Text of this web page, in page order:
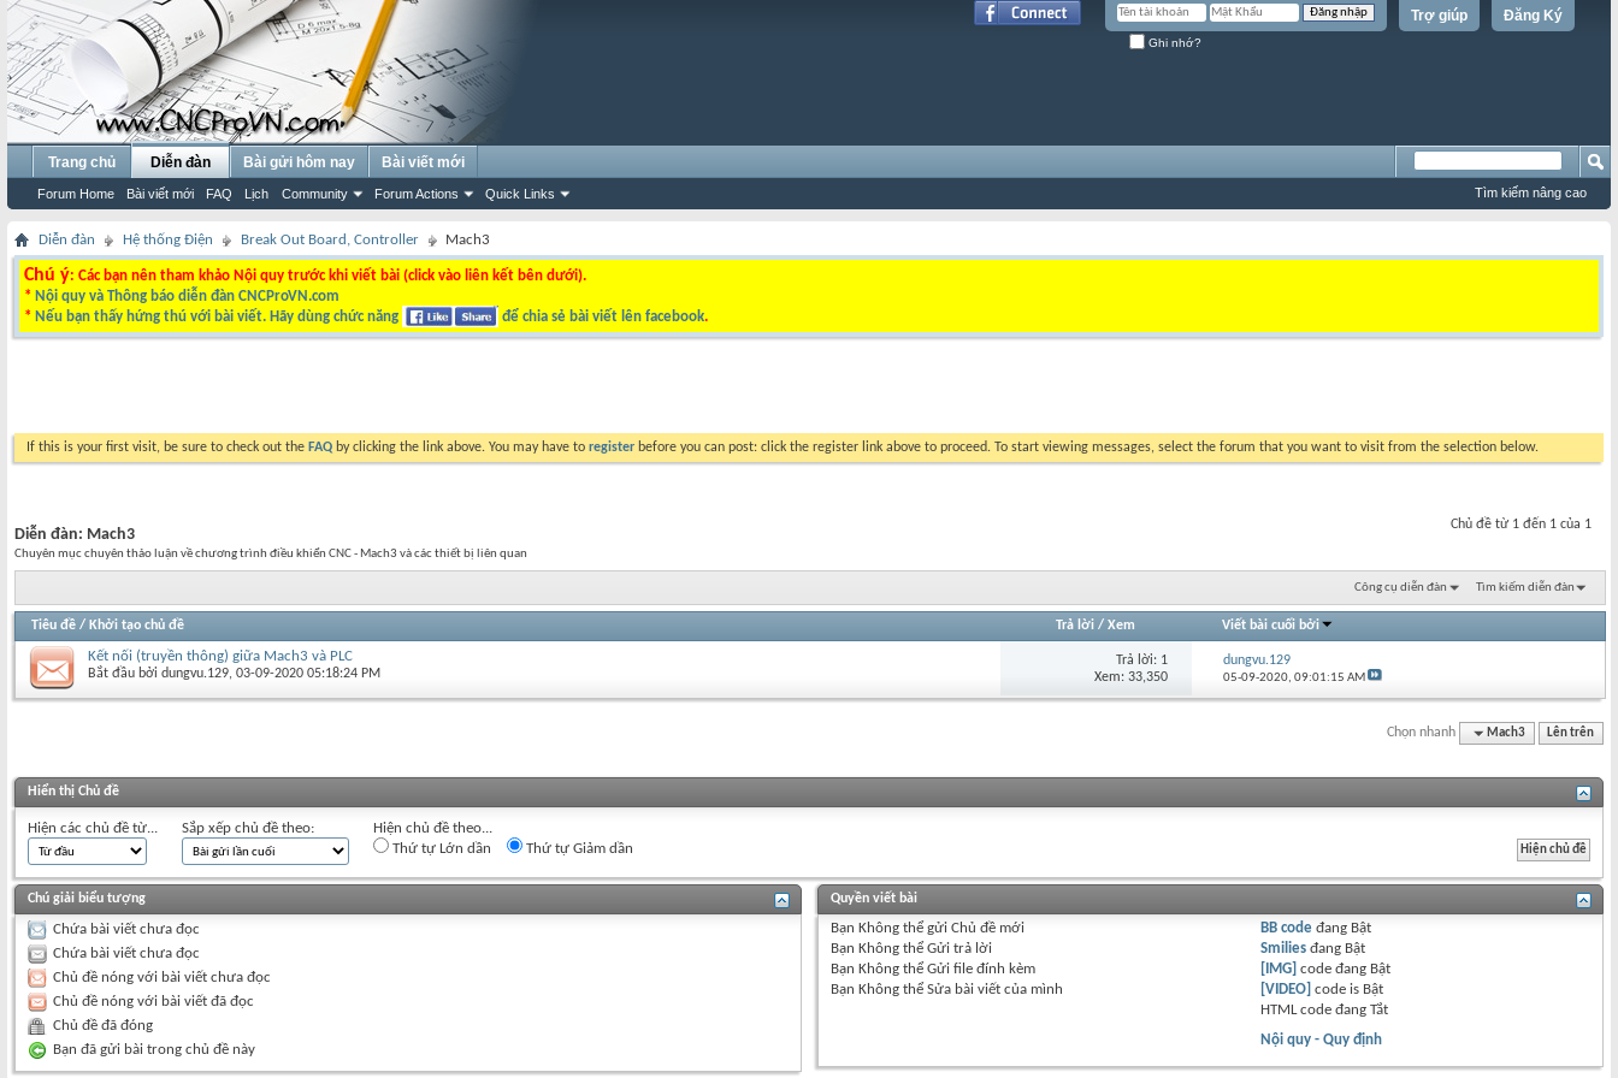
Đăng Ký
Trợ giúp
Ghi nhớ?
Trang chủ Diễn đàn
Forum Home Bài viết mới FAQ Lịch Community Forum Actions Quick Links
Bài gửi hôm nay Bài viết mới
Tìm kiếm nâng cao
Diễn đàn Hệ thống Điện Break Out Board, Controller Mach3
Chú ý: Các bạn nên tham khảo Nội quy trước khi viết bài (click vào liên kết bên dưới).
* Nội quy và Thông báo diễn đàn CNCProVN.com
* Nếu bạn thấy hứng thú với bài viết. Hãy dùng chức năng để chia sẻ bài viết lên facebook.
If this is your first visit, be sure to check out the FAQ by clicking the link above. You may have to register before you can post: click the register link above to proceed. To start viewing messages, select the forum that you want to visit from the selection below.
Chủ đề từ 1 đến 1 của 1
Diễn đàn: Mach3
Chuyên mục chuyên thảo luận về chương trình điều khiển CNC - Mach3 và các thiết bị liên quan
Công cụ diễn đàn Tìm kiếm diễn đàn
Tiêu đề / Khởi tạo chủ đề Trả lời/ Xem Viết bài cuối bởi
Kết nối (truyền thông) giữa Mach3 và PLC
Bắt đầu bởi dungvu.129‎, 03-09-2020 05:18:24 PM
Trả lời: 1
Xem: 33,350
dungvu.129
05-09-2020,09:01:15 AM
Chọn nhanh Mach3 Lên trên
Hiển thị Chủ đề
Hiện các chủ đề từ... Sắp xếp chủ đề theo:
Hiện chủ đề theo...
Thứ tự Lớn dần
Thứ tự Giảm dần
Chú giải biểu tượng
Chứa bài viết chưa đọc
Chứa bài viết chưa đọc
Chủ đề nóng với bài viết chưa đọc
Chủ đề nóng với bài viết đã đọc
Chủ đề đã đóng
Bạn đã gửi bài trong chủ đề này
Quyền viết bài
Bạn Không thểgửi Chủ đề mới
Bạn Không thểGửi trả lời
Bạn Không thểGửi file đính kèm
Bạn Không thểSửa bài viết của mình
BB code đang Bật
Smilies đang Bật
[IMG] code đang Bật
[VIDEO] code is Bật
HTML code đangTắt
Nội quy - Quy định